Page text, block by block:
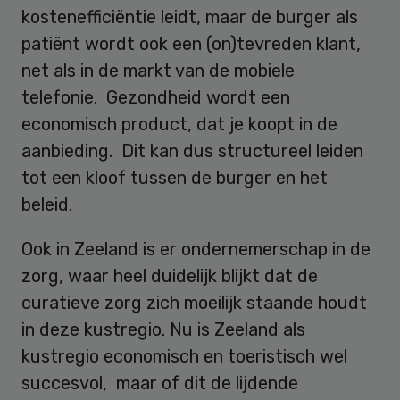
kostenefficiëntie leidt, maar de burger als
patiënt wordt ook een (on)tevreden klant,
net als in de markt van de mobiele
telefonie. Gezondheid wordt een
economisch product, dat je koopt in de
aanbieding. Dit kan dus structureel leiden
tot een kloof tussen de burger en het
beleid.
Ook in Zeeland is er ondernemerschap in de
zorg, waar heel duidelijk blijkt dat de
curatieve zorg zich moeilijk staande houdt
in deze kustregio. Nu is Zeeland als
kustregio economisch en toeristisch wel
succesvol, maar of dit de lijdende